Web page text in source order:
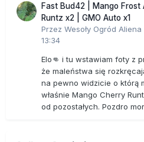
Fast Bud42 | Mango Frost
Runtz x2 | GMO Auto x1
Przez Wesoły Ogród Aliena
13:34
Elo👊 i tu wstawiam foty z
że maleństwa się
na pewno widzicie o którą
właśnie Mango Cherry
od pozostałych. Pozdro